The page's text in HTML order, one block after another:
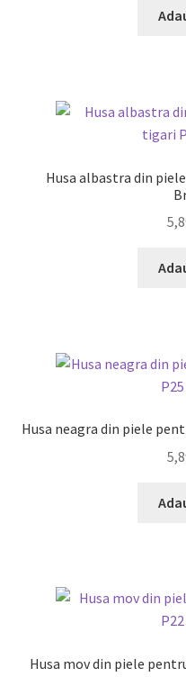
Husa albastra din
Husa neagra din piele
Husa mov din piele